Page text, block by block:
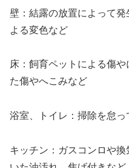
壁：結露の放置によって
よる変色など
床：飼育ペットによる傷
た傷やへこみなど
浴室、トイレ：掃除を怠
キッチン：ガスコンロや